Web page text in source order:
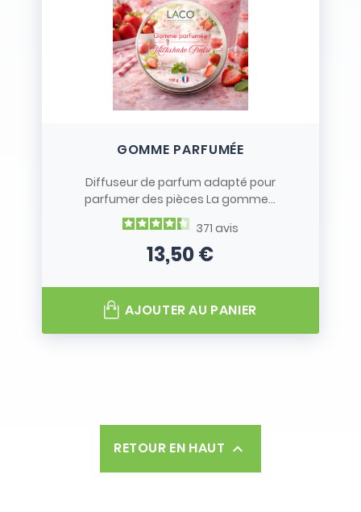
GOMME PARFUMÉE
Diffuseur de parfum adapté pour
parfumer des pièces La gomme...
371 avis
Prix
13,50 €
AJOUTER AU PANIER
RETOUR EN HAUT 